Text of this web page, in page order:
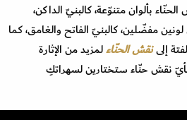
بألوان متنوّعة، كالبنيّ الداكن،
مفضّلين، كالبنيّ الفاتح والغامق، كما
إلىنقش الحنّاءلمزيد من الإثارة
نقش حنّاء ستختارين لسهراتكِ